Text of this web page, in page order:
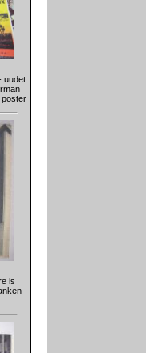
uudet
poster
is
-